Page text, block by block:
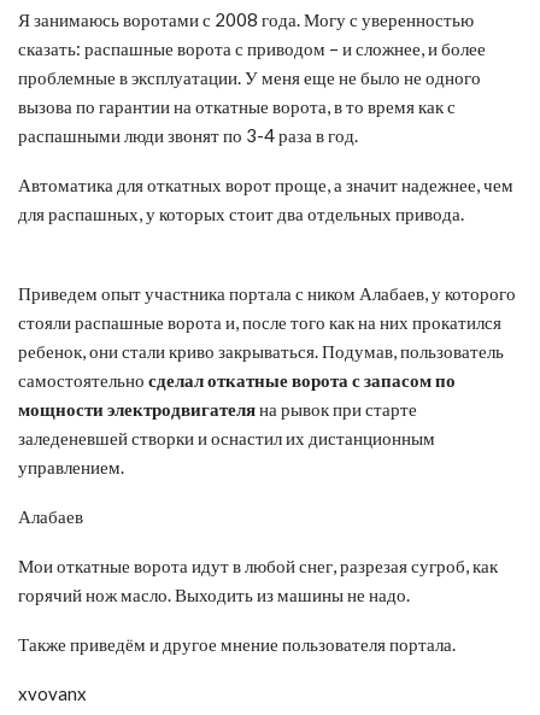
Я занимаюсь воротами с 2008 года. Могу с уверенностью
сказать: распашные ворота с приводом – и сложнее, и более
проблемные в эксплуатации. У меня еще не было не одного
вызова по гарантии на откатные ворота, в то время как с
распашными люди звонят по 3-4 раза в год.
Автоматика для откатных ворот проще, а значит надежнее, чем
для распашных, у которых стоит два отдельных привода.
Приведем опыт участника портала с ником Алабаев, у которого
стояли распашные ворота и, после того как на них прокатился
ребенок, они стали криво закрываться. Подумав, пользователь
самостоятельно сделал откатные ворота с запасом по
мощности электродвигателяна рывок при старте
заледеневшей створки и оснастил их дистанционным
управлением.
Алабаев
Мои откатные ворота идут в любой снег, разрезая сугроб, как
горячий нож масло. Выходить из машины не надо.
Также приведём и другое мнение пользователя портала.
xvovanx